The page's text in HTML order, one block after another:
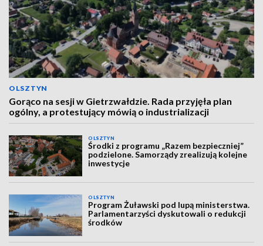
OLSZTYN
Gorąco na sesji w Gietrzwałdzie. Rada przyjęła plan
ogólny, a protestujący mówią o industrializacji
OLSZTYN
Środki z programu „Razem bezpieczniej”
podzielone. Samorządy zrealizują kolejne
inwestycje
OLSZTYN
Program Żuławski pod lupą ministerstwa.
Parlamentarzyści dyskutowali o redukcji
środków